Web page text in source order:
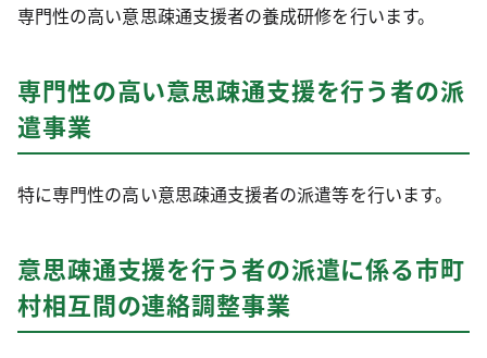
専門性の高い意思疎通支援者の養成研修を行います。
専門性の高い意思疎通支援を行う者の派
遣事業
特に専門性の高い意思疎通支援者の派遣等を行います。
意思疎通支援を行う者の派遣に係る市町
村相互間の連絡調整事業